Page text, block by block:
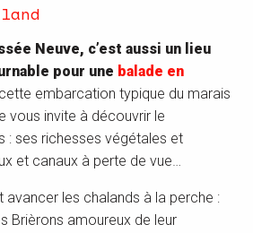
Neuve, c’est aussi un lieu
pour une balade en
embarcation typique du marais
vous invite à découvrir le
: ses richesses végétales et
et canaux à perte de vue…
avancer les chalands à la perche :
Brièrons amoureux de leur